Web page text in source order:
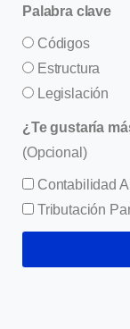
Palabra clave
Códigos
Estructura
Legislación
¿Te gustaría
(Opcional)
Contabilidad
Tributación